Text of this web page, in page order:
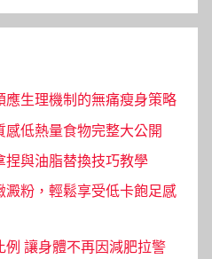
應生理機制的無痛瘦身策略
低熱量食物完整大公開
捏與油脂替換技巧教學
澱粉，輕鬆享受低卡飽足感
讓身體不再因減肥拉警